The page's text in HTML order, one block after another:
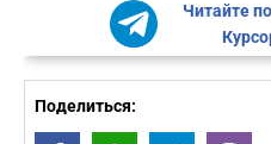
Читайте
Поделиться: